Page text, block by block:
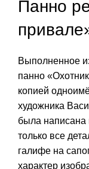
Панно
Выполненное
панно
копией
художника
была написана
только все
галифе на
характер